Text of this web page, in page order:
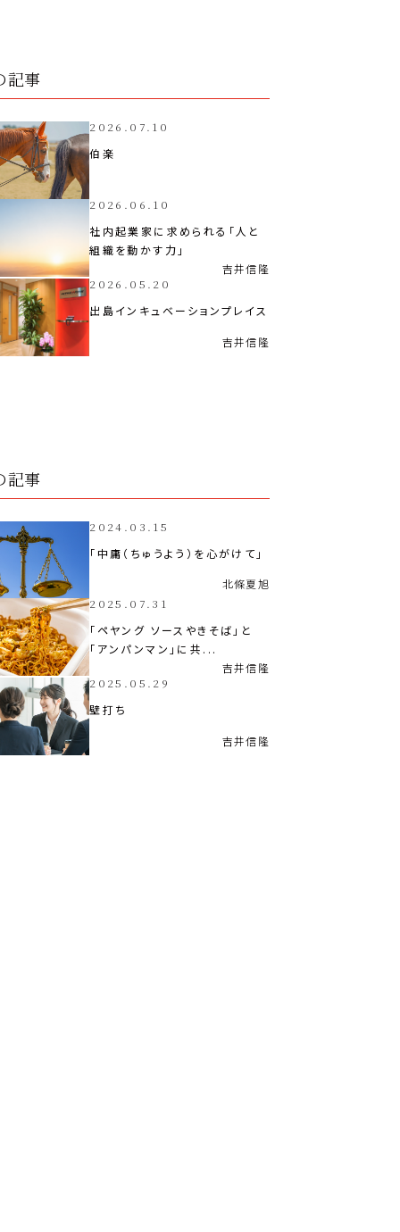
記事
2026.07.10
伯楽
2026.06.10
社内起業家に求められる「人と
組織を動かす力」
吉井信隆
2026.05.20
出島インキュベーションプレイス
吉井信隆
記事
2024.03.15
「中庸（ちゅうよう）を心がけて」
北條夏旭
2025.07.31
「ペヤング ソースやきそば」と
「アンパンマン」に共...
吉井信隆
2025.05.29
壁打ち
吉井信隆